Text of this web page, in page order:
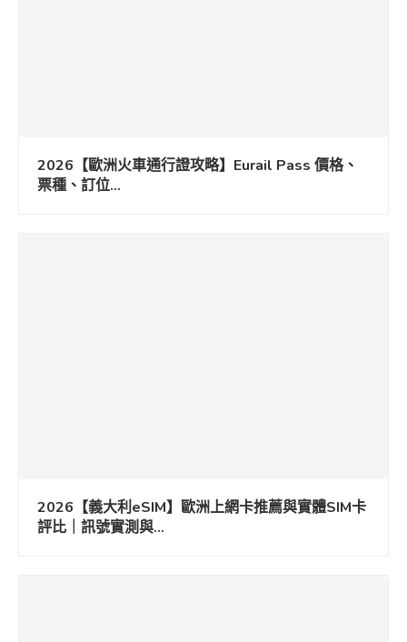
2026【歐洲火車通行證攻略】Eurail Pass 價格、
票種、訂位...
2026【義大利eSIM】歐洲上網卡推薦與實體SIM卡
評比｜訊號實測與...